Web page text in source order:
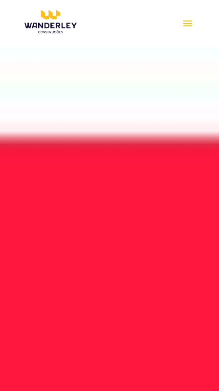
Compre online